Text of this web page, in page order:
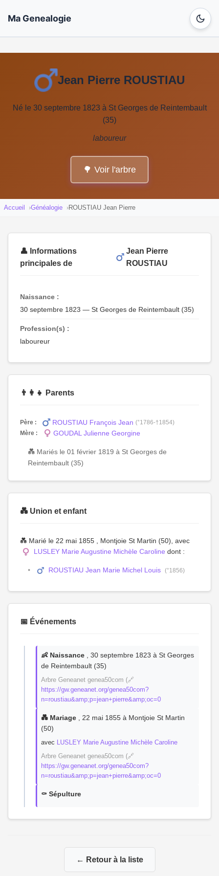
Ma Genealogie
Jean Pierre ROUSTIAU
Né le 30 septembre 1823 à St Georges de Reintembault
(35)
laboureur
🌳 Voir l'arbre
Accueil Généalogie ROUSTIAU Jean Pierre
👤 Informations
principales de
Jean Pierre
ROUSTIAU
Naissance :
30 septembre 1823 — St Georges de Reintembault (35)
Profession(s) :
laboureur
👨‍👩‍👧 Parents
Père : ROUSTIAU François Jean (°1786-†1854)
Mère :
GOUDAL Julienne Georgine
💑 Mariés le 01 février 1819 à St Georges de
Reintembault (35)
💑 Union et enfant
💑 Marié le 22 mai 1855 , Montjoie St Martin (50), avec
LUSLEY Marie Augustine Michèle Caroline dont :
ROUSTIAU Jean Marie Michel Louis (°1856)
📅 Événements
👶 Naissance , 30 septembre 1823 à St Georges
de Reintembault (35)
Arbre Geneanet genea50com (🔗
https://gw.geneanet.org/genea50com?
n=roustiau&amp;p=jean+pierre&amp;oc=0
💑 Mariage , 22 mai 1855 à Montjoie St Martin
(50)
avec LUSLEY Marie Augustine Michèle Caroline
Arbre Geneanet genea50com (🔗
https://gw.geneanet.org/genea50com?
n=roustiau&amp;p=jean+pierre&amp;oc=0
⚰️ Sépulture
← Retour à la liste